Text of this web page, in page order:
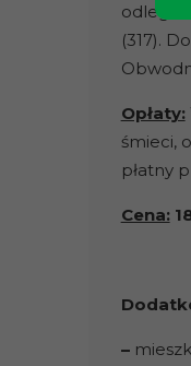
(317).
Opłaty:
śmieci,
płatny
Cena:
–